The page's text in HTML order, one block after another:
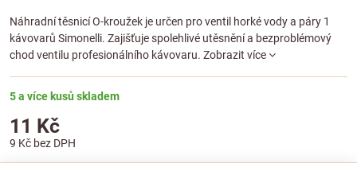
Náhradní těsnicí O-kroužek je určen pro ventil horké vody a páry 1
kávovarů Simonelli. Zajišťuje spolehlivé utěsnění a bezproblémový
chod ventilu profesionálního kávovaru. Zobrazit více
5 a více kusů skladem
11 Kč
9 Kč bez DPH